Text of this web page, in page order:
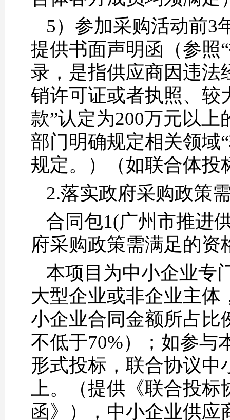
5）参加采购活动前3
提供书面声明函（参照
录，是指供应商因违法
销许可证或者执照、较
款”认定为200万元以
部门明确规定相关领域
规定。）（如联合体投
2.落实政府采购政策
合同包1(广州市推进
府采购政策需满足的资
本项目为中小企业专
大型企业或非企业主体
小企业合同金额所占比
不低于70%）；如参与
形式投标，联合协议中
上。（提供《联合投
函》），中小企业供应